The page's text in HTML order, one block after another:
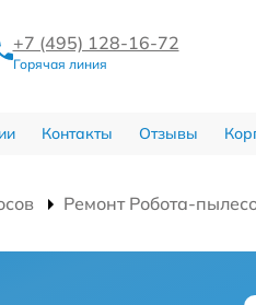
+7 (495) 128-16-72
Горячая линия
Контакты Отзывы
Ремонт Робота-